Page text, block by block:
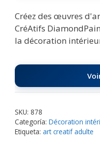
Créez des œuvres
CréAtifs
la décoration
SKU: 878
Categoría: Décoration
Etiqueta: art creatif adulte